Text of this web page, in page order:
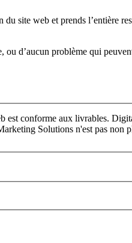
site web et prends l’entière
d’aucun problème qui
est conforme aux livrables.
Solutions n'est pas non